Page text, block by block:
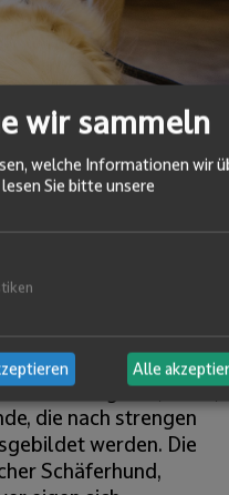
wir sammeln
welche Informationen wir
Sie bitte unsere
Alle
intelligente, treue,
die nach strengen
werden. Die
Schäferhund,